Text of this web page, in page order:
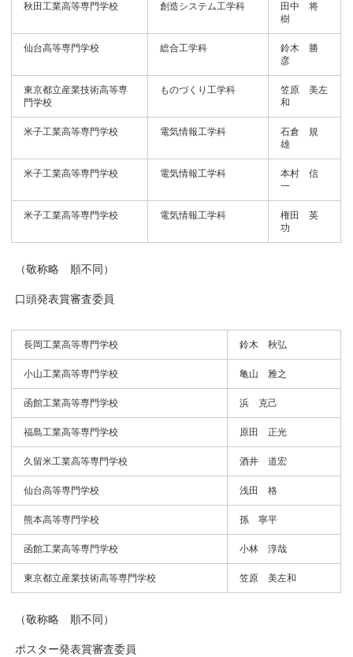
秋田工業高等専門学校 創造システム工学科
田中 将
樹
仙台高等専門学校 総合工学科
鈴木 勝
彦
東京都立産業技術高等専
門学校
ものづくり工学科
笠原 美左
和
米子工業高等専門学校 電気情報工学科
石倉 規
雄
米子工業高等専門学校 電気情報工学科
本村 信
一
米子工業高等専門学校 電気情報工学科
権田 英
功
（敬称略 順不同）
口頭発表賞審査委員
長岡工業高等専門学校 鈴木 秋弘
小山工業高等専門学校 亀山 雅之
函館工業高等専門学校 浜 克己
福島工業高等専門学校 原田 正光
久留米工業高等専門学校 酒井 道宏
仙台高等専門学校 浅田 格
熊本高等専門学校 孫 寧平
函館工業高等専門学校 小林 淳哉
東京都立産業技術高等専門学校 笠原 美左和
（敬称略 順不同）
ポスター発表賞審査委員